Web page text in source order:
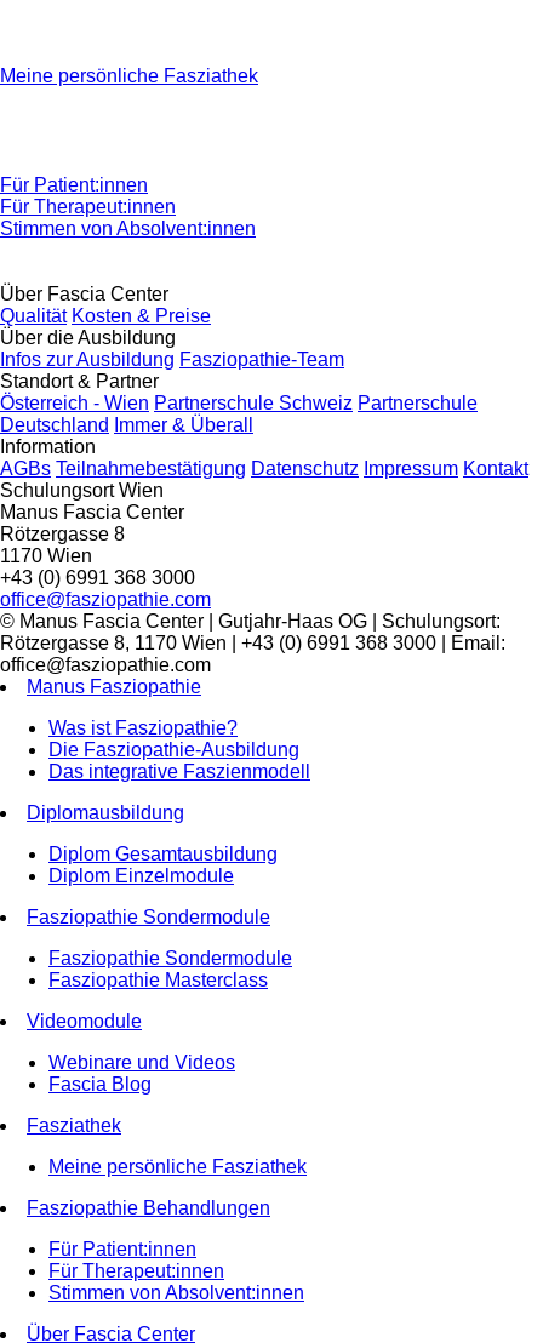
Meine persönliche Fasziathek
Für Patient:innen
Für Therapeut:innen
Stimmen von Absolvent:innen
Über Fascia Center
Qualität Kosten & Preise
Über die Ausbildung
Infos zur Ausbildung Fasziopathie-Team
Standort & Partner
Österreich - Wien Partnerschule Schweiz Partnerschule
Deutschland
Immer & Überall
Information
AGBs Teilnahmebestätigung Datenschutz Impressum Kontakt
Schulungsort Wien
Manus Fascia Center
Rötzergasse 8
1170 Wien
+43 (0) 6991 368 3000
office@fasziopathie.com
© Manus Fascia Center | Gutjahr-Haas OG | Schulungsort:
Rötzergasse 8, 1170 Wien | +43 (0) 6991 368 3000 | Email:
office@fasziopathie.com
Manus Fasziopathie
Was ist Fasziopathie?
Die Fasziopathie-Ausbildung
Das integrative Faszienmodell
Diplomausbildung
Diplom Gesamtausbildung
Diplom Einzelmodule
Fasziopathie Sondermodule
Fasziopathie Sondermodule
Fasziopathie Masterclass
Videomodule
Webinare und Videos
Fascia Blog
Fasziathek
Meine persönliche Fasziathek
Fasziopathie Behandlungen
Für Patient:innen
Für Therapeut:innen
Stimmen von Absolvent:innen
Über Fascia Center